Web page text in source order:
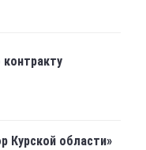
Курской области»